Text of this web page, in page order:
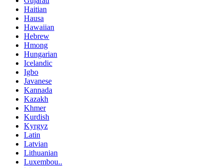
Haitian
Hausa
Hawaiian
Hebrew
Hmong
Hungarian
Icelandic
Igbo
Javanese
Kannada
Kazakh
Khmer
Kurdish
Kyrgyz
Latin
Latvian
Lithuanian
Luxembou..